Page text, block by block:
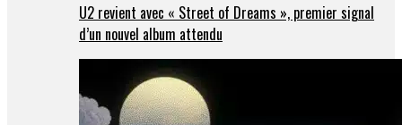
U2 revient avec « Street of Dreams », premier signal
d’un nouvel album attendu